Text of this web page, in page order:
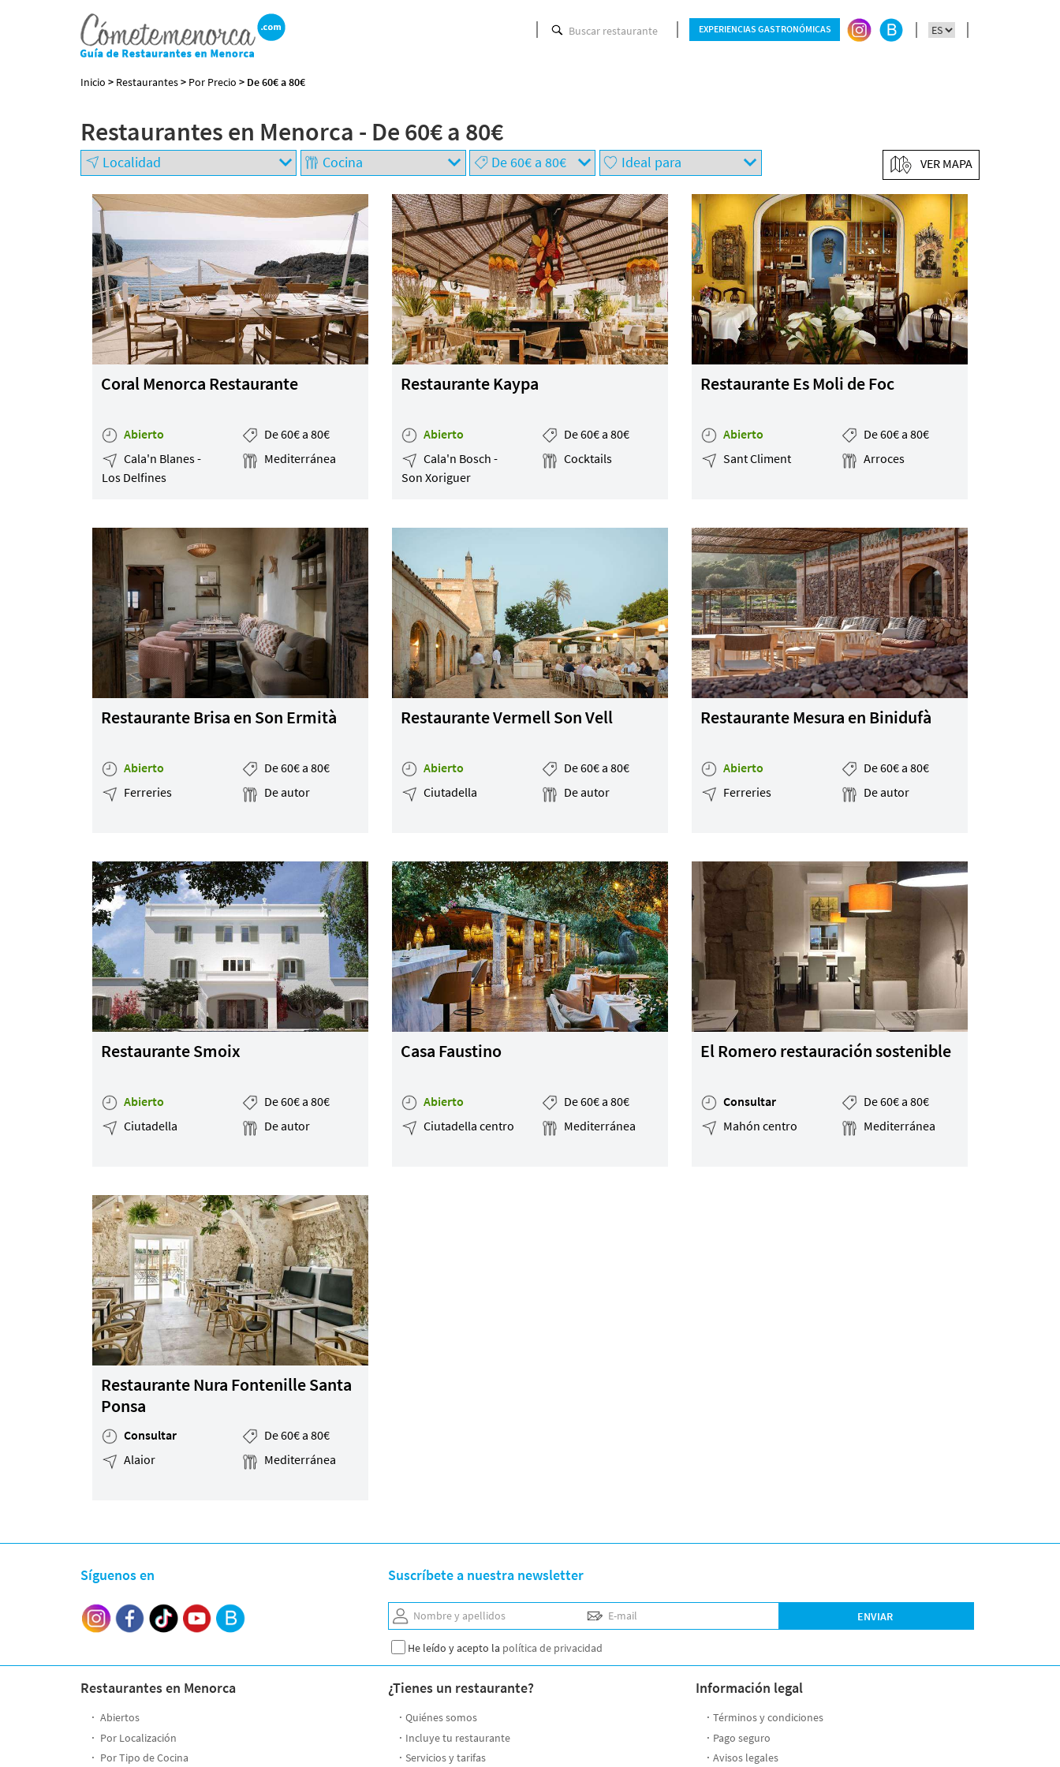
Buscar restaurante EXPERIENCIAS GASTRONÓMICAS
BUSCAR RESTAURANTE
GASTRONÓMICAS
Restaurantes en
Por Localización
Por Tipo de Cocina
restaurante?
Quiénes somos
Servicios y tarifas
Información legal
Términos y condiciones
Pago seguro
Privacidad y cookies
Mapa de la web
Desarrollado porBinary Menorca
Inicio > Restaurantes> Por Precio > De 60€ a 80€
Restaurantes en Menorca - De 60€ a 80€
VER MAPA
+
−
Coral Menorca Restaurante
Abierto
De 60€ a 80€
Cala'n Blanes -
Los Delfines
Mediterránea
Restaurante Kaypa
Abierto
De 60€ a 80€
Cala'n Bosch -
Son Xoriguer
Cocktails
Restaurante Es Moli de Foc
Abierto
De 60€ a 80€
Sant Climent
Arroces
Restaurante Brisa en Son Ermità
Abierto
De 60€ a 80€
Ferreries
De autor
Restaurante Vermell Son Vell
Abierto
De 60€ a 80€
Ciutadella
De autor
Restaurante Mesura en Binidufà
Abierto
De 60€ a 80€
Ferreries
De autor
Restaurante Smoix
Abierto
De 60€ a 80€
Ciutadella
De autor
Casa Faustino
Abierto
De 60€ a 80€
Ciutadella centro
Mediterránea
El Romero restauración sostenible
Consultar
De 60€ a 80€
Mahón centro
Mediterránea
Restaurante Nura Fontenille Santa
Ponsa
Consultar
De 60€ a 80€
Alaior
Mediterránea
Síguenos en Suscríbete a nuestra newsletter
Nombre y apellidos E-mail ENVIAR
He leído y acepto la política de privacidad
Restaurantes en Menorca
Abiertos
Por Localización
Por Tipo de Cocina
¿Tienes un restaurante?
Quiénes somos
Incluye tu restaurante
Servicios y tarifas
Información legal
Términos y condiciones
Pago seguro
Avisos legales